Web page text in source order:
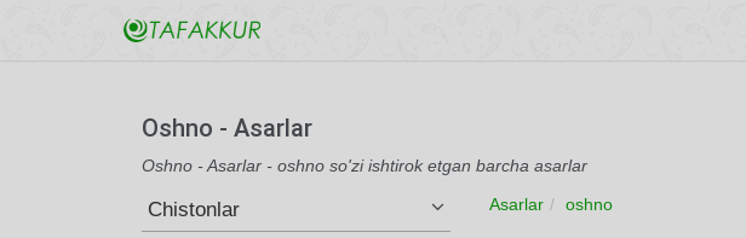
Oshno - Asarlar
Oshno - Asarlar - oshno so'zi ishtirok etgan barcha asarlar
Chistonlar
Asarlar oshno